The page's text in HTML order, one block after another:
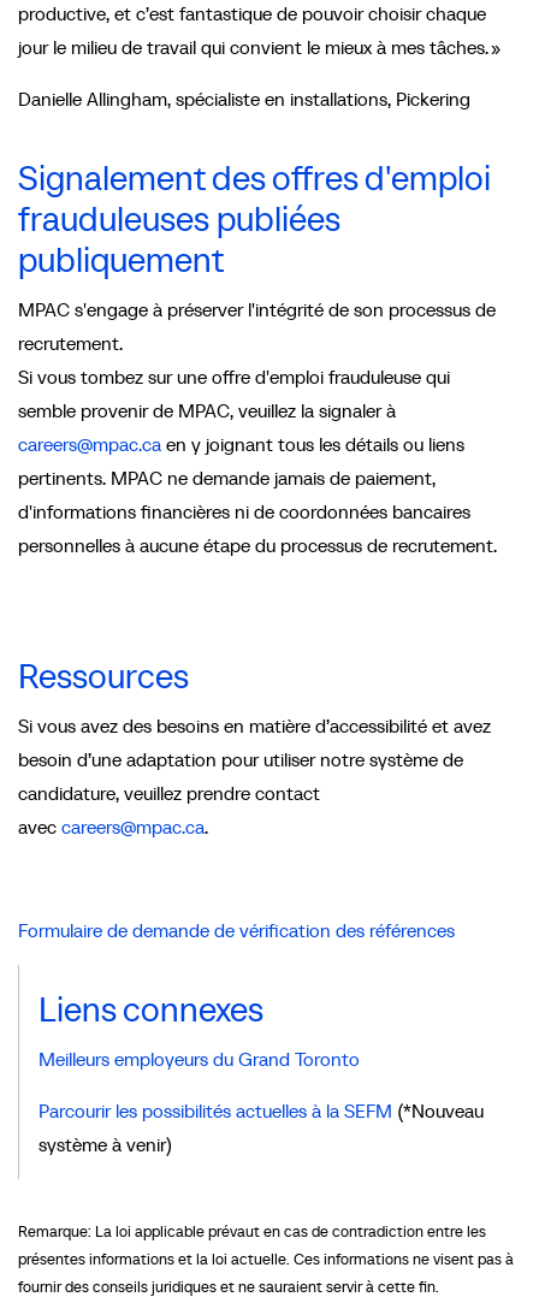
productive, et c’est fantastique de pouvoir choisir chaque
jour le milieu de travail qui convient le mieux à mes tâches. »
Danielle Allingham, spécialiste en installations, Pickering
Signalement des offres d'emploi
frauduleuses publiées
publiquement
MPAC s'engage à préserver l'intégrité de son processus de
recrutement.
Si vous tombez sur une offre d'emploi frauduleuse qui
semble provenir de MPAC, veuillez la signaler à
careers@mpac.ca en y joignant tous les détails ou liens
pertinents. MPAC ne demande jamais de paiement,
d'informations financières ni de coordonnées bancaires
personnelles à aucune étape du processus de recrutement.
Ressources
Si vous avez des besoins en matière d’accessibilité et avez
besoin d’une adaptation pour utiliser notre système de
candidature, veuillez prendre contact
avec careers@mpac.ca.
Formulaire de demande de vérification des références
Liens connexes
Meilleurs employeurs du Grand Toronto
Parcourir les possibilités actuelles à la SEFM (*Nouveau
système à venir)
Remarque: La loi applicable prévaut en cas de contradiction entre les
présentes informations et la loi actuelle. Ces informations ne visent pas à
fournir des conseils juridiques et ne sauraient servir à cette fin.